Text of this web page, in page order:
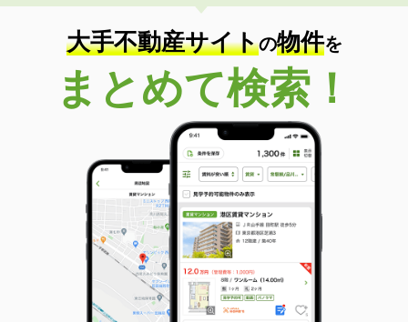
大手不動産サイトの物件を
まとめて検索！